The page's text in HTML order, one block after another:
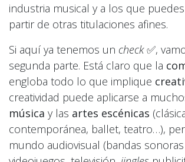
industria musical y a los que
partir de otras titulaciones afines.
Si aquí ya tenemos un check✅,
segunda parte. Está claro que la
engloba todo lo que implique
creatividad puede aplicarse a
música y las artes escénicas
contemporánea, ballet, teatro…),
mundo audiovisual (bandas